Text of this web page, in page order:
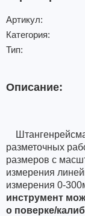
Артикул:
Категория:
Тип:
Описание:
разметочных
размеров с
измерения
измерения 0-
инструмент
о поверке/